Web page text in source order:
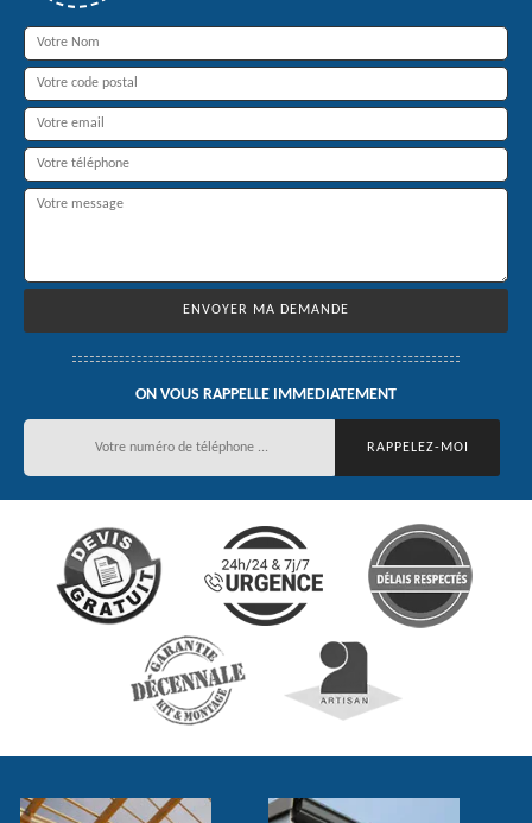
ON VOUS RAPPELLE IMMEDIATEMENT